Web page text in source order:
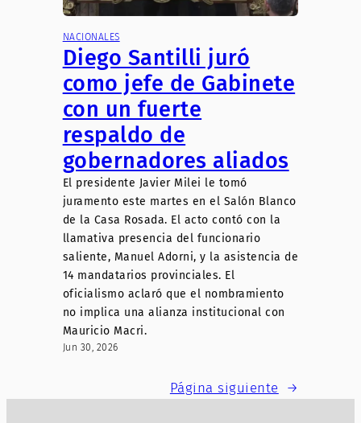
NACIONALES
Diego Santilli juró
como jefe de Gabinete
con un fuerte
respaldo de
gobernadores aliados
El presidente Javier Milei le tomó
juramento este martes en el Salón Blanco
de la Casa Rosada. El acto contó con la
llamativa presencia del funcionario
saliente, Manuel Adorni, y la asistencia de
14 mandatarios provinciales. El
oficialismo aclaró que el nombramiento
no implica una alianza institucional con
Mauricio Macri.
Jun 30, 2026
Página siguiente →